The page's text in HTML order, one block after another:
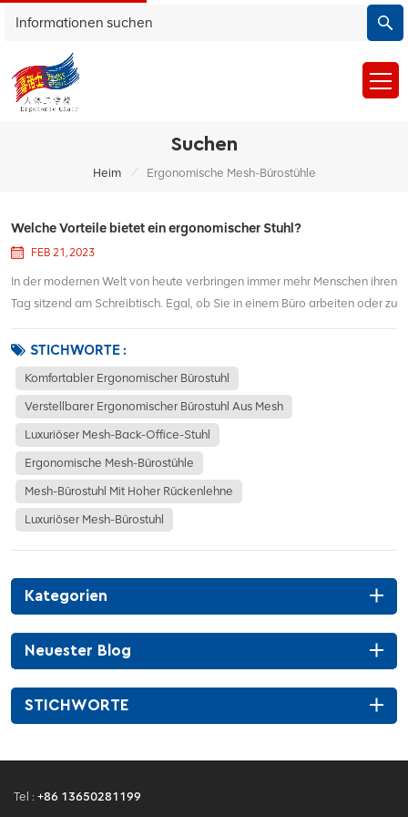
Suchen
Heim / Ergonomische Mesh-Bürostühle
Welche Vorteile bietet ein ergonomischer Stuhl?
FEB 21, 2023
In der modernen Welt von heute verbringen immer mehr Menschen ihren
Tag sitzend am Schreibtisch. Egal, ob Sie in einem Büro arbeiten oder zu
investieren ergonomischer Bürostuhl. Es hilft Ihnen nicht nur, sich den
ganzen...
STICHWORTE :
Komfortabler Ergonomischer Bürostuhl
Verstellbarer Ergonomischer Bürostuhl Aus Mesh
Luxuriöser Mesh-Back-Office-Stuhl
Ergonomische Mesh-Bürostühle
Mesh-Bürostuhl Mit Hoher Rückenlehne
Luxuriöser Mesh-Bürostuhl
Kategorien
Neuester Blog
STICHWORTE
Tel : +86 13650281199